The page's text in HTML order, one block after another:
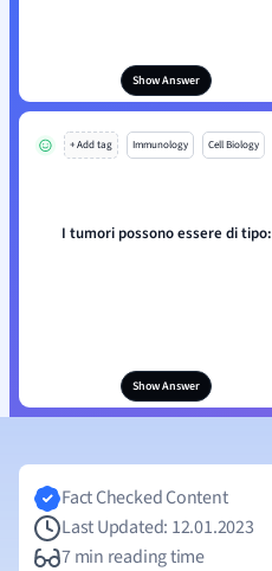
Show Answer
+ Add tag Immunology Cell Biology
I tumori possono essere di tipo:
Show Answer
Fact Checked Content
Last Updated: 12.01.2023
7 min reading time